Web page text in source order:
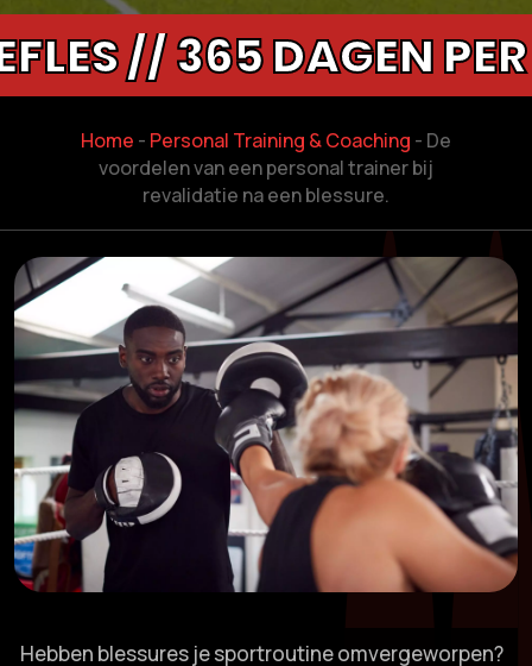
// 365 DAGEN PER
Home - Personal Training & Coaching - De
voordelen van een personal trainer bij
revalidatie na een blessure.​
Hebben blessures je sportroutine omvergeworpen?